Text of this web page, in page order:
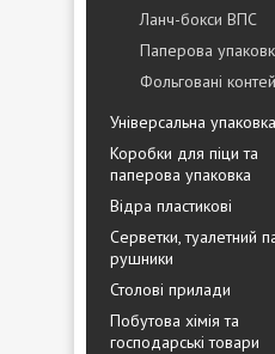
Ланч-бокси ВПС
Паперова
Фольговані
Універсальна упаковка
Коробки для піци та
паперова упаковка
Відра пластикові
Серветки, туалетний
рушники
Столові прилади
Побутова хімія та
господарські товари